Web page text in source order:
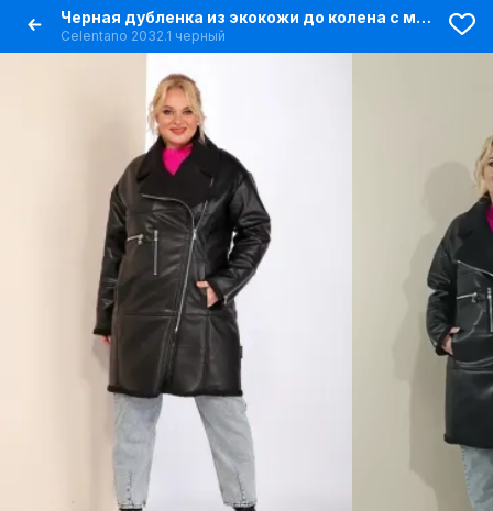
Черная дубленка из экокожи до колена с молниями
Celentano 2032.1 черный